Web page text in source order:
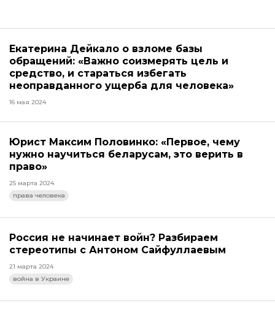
Екатерина Дейкало о взломе базы
обращений: «Важно соизмерять цель и
средство, и стараться избегать
неоправданного ущерба для человека»
16 мая 2024
Юрист Максим Половинко: «Первое, чему
нужно научиться беларусам, это верить в
право»
25 марта 2024
права человека
Россия не начинает войн? Разбираем
стереотипы с Антоном Сайфуллаевым
21 марта 2024
война в Украине